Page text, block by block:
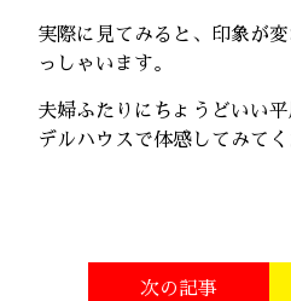
実際に見てみると、印象が
っしゃいます。
夫婦ふたりにちょうどいい
デルハウスで体感してみてく
次の記事